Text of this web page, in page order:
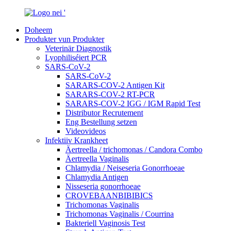
Doheem
Produkter vun Produkter
Veterinär Diagnostik
Lyophiliséiert PCR
SARS-CoV-2
SARS-CoV-2
SARARS-COV-2 Antigen Kit
SARARS-COV-2 RT-PCR
SARARS-COV-2 IGG / IGM Rapid Test
Distributor Recrutement
Eng Bestellung setzen
Videovideos
Infektiiv Krankheet
Äertreella / trichomonas / Candora Combo
Äertreella Vaginalis
Chlamydia / Neiseseria Gonorrhoeae
Chlamydia Antigen
Nisseseria gonorrhoeae
CROVEBAANBIBIBICS
Trichomonas Vaginalis
Trichomonas Vaginalis / Courrina
Bakteriell Vaginosis Test